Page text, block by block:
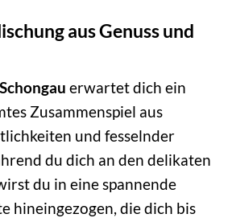
aus Genuss und
erwartet dich ein
Zusammenspiel aus
und fesselnder
du dich an den delikaten
du in eine spannende
hineingezogen, die dich bis